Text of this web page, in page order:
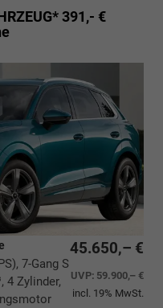
391,- €
45.650,– €
UVP: 59.900,– €
incl. 19% MwSt.
7-Gang S
4 Zylinder,